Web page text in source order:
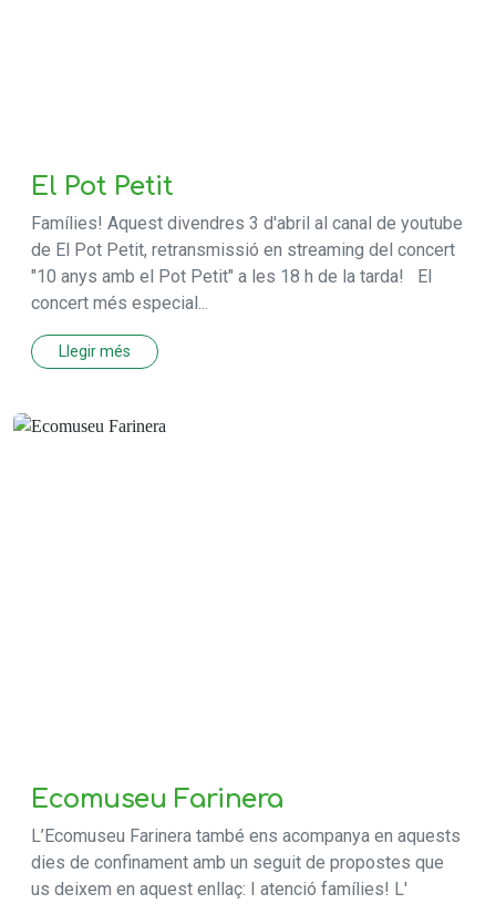
El Pot Petit
Famílies! Aquest divendres 3 d'abril al canal de youtube
de El Pot Petit, retransmissió en streaming del concert
"10 anys amb el Pot Petit" a les 18 h de la tarda! El
concert més especial...
Llegir més
Ecomuseu Farinera
L’Ecomuseu Farinera també ens acompanya en aquests
dies de confinament amb un seguit de propostes que
us deixem en aquest enllaç: I atenció famílies! L'